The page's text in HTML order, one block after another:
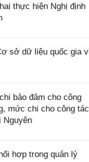
thực hiện Nghị định
sở dữ liệu quốc gia
bảo đảm cho công
mức chi cho công tác
Nguyên
hợp trong quản lý